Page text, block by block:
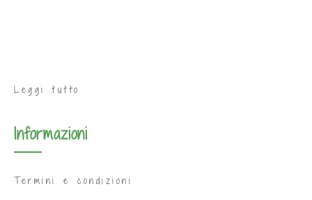
Leggi tutto
Informazioni
Termini e condizioni